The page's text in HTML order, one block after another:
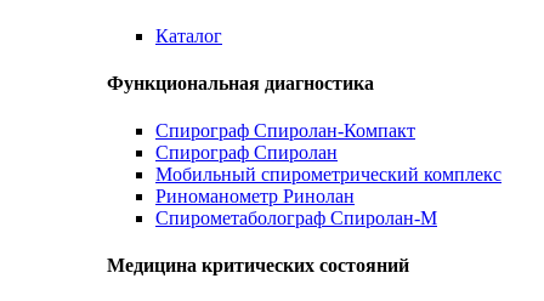
Каталог
Функциональная диагностика
Спирограф Спиролан-Компакт
Спирограф Спиролан
Мобильный спирометрический комплекс
Риноманометр Ринолан
Спирометаболограф Спиролан-М
Медицина критических состояний